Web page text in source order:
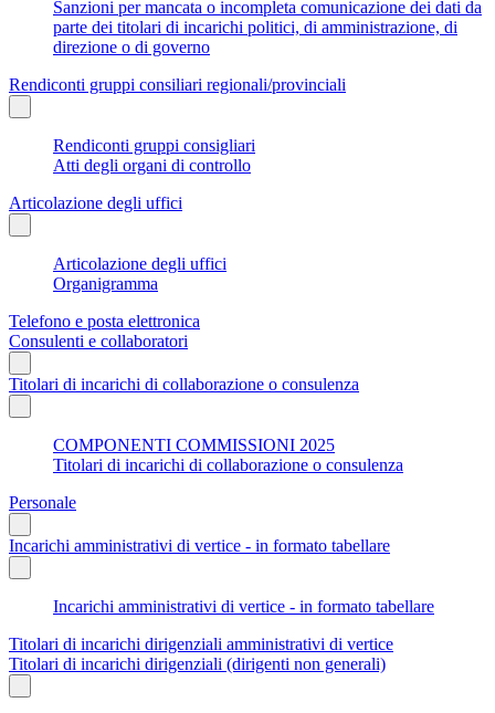
Sanzioni per mancata o incompleta comunicazione dei dati da
parte dei titolari di incarichi politici, di amministrazione, di
direzione o di governo
Rendiconti gruppi consiliari regionali/provinciali
Rendiconti gruppi consigliari
Atti degli organi di controllo
Articolazione degli uffici
Articolazione degli uffici
Organigramma
Telefono e posta elettronica
Consulenti e collaboratori
Titolari di incarichi di collaborazione o consulenza
COMPONENTI COMMISSIONI 2025
Titolari di incarichi di collaborazione o consulenza
Personale
Incarichi amministrativi di vertice - in formato tabellare
Incarichi amministrativi di vertice - in formato tabellare
Titolari di incarichi dirigenziali amministrativi di vertice
Titolari di incarichi dirigenziali (dirigenti non generali)